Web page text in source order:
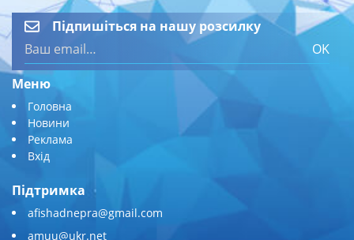
Підпишіться на нашу розсилку
OK
Меню
Головна
Новини
Реклама
Вхід
Підтримка
afishadnepra@gmail.com
amuu@ukr.net